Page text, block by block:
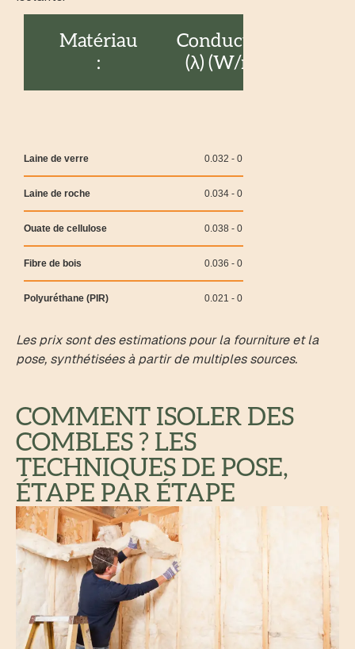
Matériau
:
Laine de verre
Laine de roche
Ouate de cellulose
Fibre de bois
Polyuréthane (PIR)
Conductivité
(λ) (W/m.K)
0.032 - 0.040
0.034 - 0.042
0.038 - 0.042
0.036 - 0.040
0.021 - 0.028
Les prix sont des estimations pour la fourniture et la
pose, synthétisées à partir de multiples sources.
COMMENT ISOLER DES
COMBLES ? LES
TECHNIQUES DE POSE,
ÉTAPE PAR ÉTAPE